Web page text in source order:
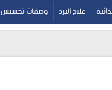
google-site-
علاج البرد وصفات تخسيس